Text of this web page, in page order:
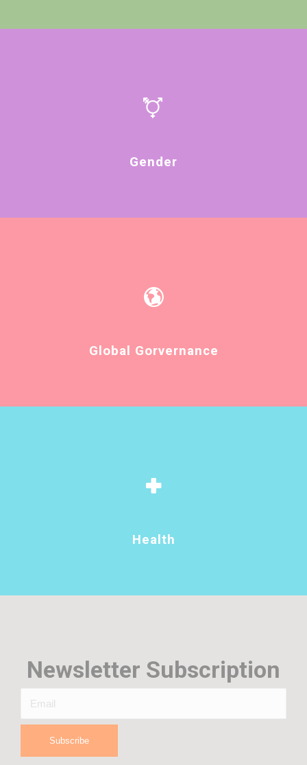
Gender
Global Gorvernance
Health
Newsletter Subscription